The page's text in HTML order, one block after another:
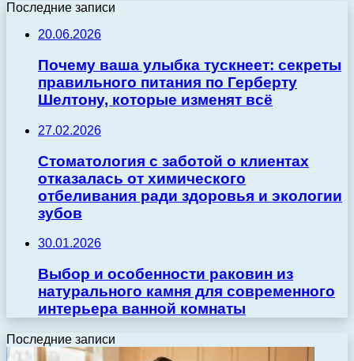
Последние записи
20.06.2026
Почему ваша улыбка тускнеет: секреты
правильного питания по Герберту
Шелтону, которые изменят всё
27.02.2026
Стоматология с заботой о клиентах
отказалась от химического
отбеливания ради здоровья и экологии
зубов
30.01.2026
Выбор и особенности раковин из
натурального камня для современного
интерьера ванной комнаты
Последние записи